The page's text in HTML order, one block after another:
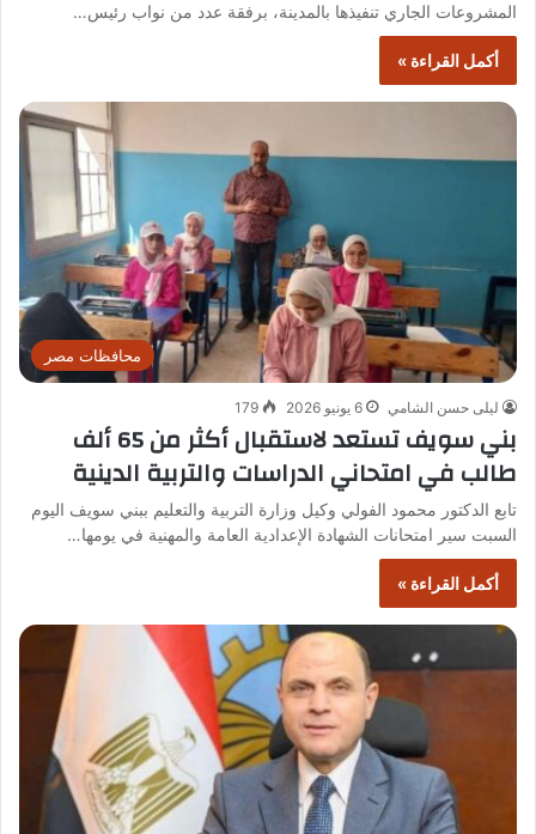
المشروعات الجاري تنفيذها بالمدينة، برفقة عدد من نواب رئيس…
أكمل القراءة »
محافظات مصر
ليلى حسن الشامي 6 يونيو 2026 179
بني سويف تستعد لاستقبال أكثر من 65 ألف
طالب في امتحاني الدراسات والتربية الدينية
تابع الدكتور محمود الفولي وكيل وزارة التربية والتعليم ببني سويف اليوم
السبت سير امتحانات الشهادة الإعدادية العامة والمهنية في يومها…
أكمل القراءة »